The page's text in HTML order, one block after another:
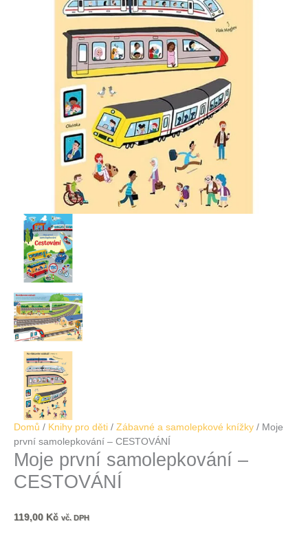
Domů / Knihy pro děti / Zábavné a samolepkové knížky / Moje
první samolepkování – CESTOVÁNÍ
Moje první samolepkování –
CESTOVÁNÍ
119,00 Kč vč. DPH